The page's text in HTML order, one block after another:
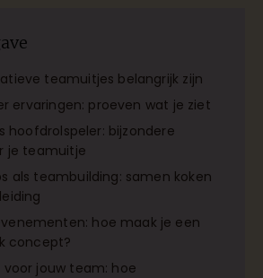
teamuitjes belangrijk zijn
ervaringen: proeven wat je ziet
hoofdrolspeler: bijzondere
je teamuitje
als teambuilding: samen koken
hoe maak je een
concept?
voor jouw team: hoe